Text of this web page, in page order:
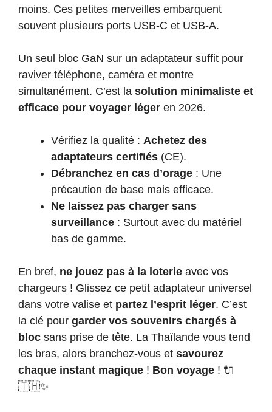
moins. Ces petites merveilles embarquent
souvent plusieurs ports USB-C et USB-A.
Un seul bloc GaN sur un adaptateur suffit pour
raviver téléphone, caméra et montre
simultanément. C’est la solution minimaliste et
efficace pour voyager léger en 2026.
Vérifiez la qualité : Achetez des
adaptateurs certifiés (CE).
Débranchez en cas d’orage : Une
précaution de base mais efficace.
Ne laissez pas charger sans
surveillance : Surtout avec du matériel
bas de gamme.
En bref, ne jouez pas à la loterie avec vos
chargeurs ! Glissez ce petit adaptateur universel
dans votre valise et partez l’esprit léger. C’est
la clé pour garder vos souvenirs chargés à
bloc sans prise de tête. La Thaïlande vous tend
les bras, alors branchez-vous et savourez
chaque instant magique ! Bon voyage ! 🔌
🇹🇭✨